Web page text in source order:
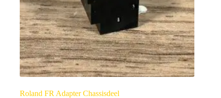
Roland FR Adapter Chassisdeel